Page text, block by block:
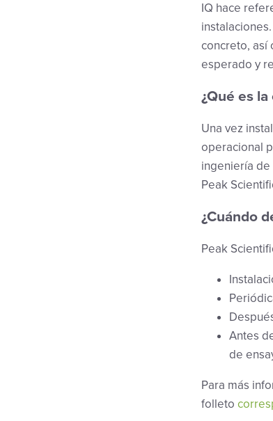
IQ hace
concreto, así
esperado y
¿Qué es
Una vez
operacional
ingeniería
Peak
¿Cuándo
Peak
Antes
de
Para más
folleto